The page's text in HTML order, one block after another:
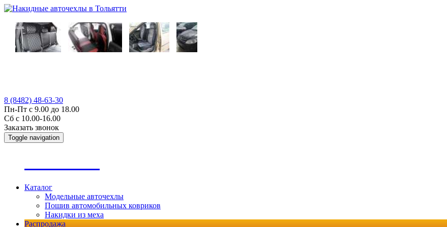
8 (8482) 48-63-30
Пн-Пт с 9.00 до 18.00
Сб с 10.00-16.00
Заказать звонок
Toggle navigation
Каталог
Модельные авточехлы
Пошив автомобильных ковриков
Накидки из меха
Распродажа